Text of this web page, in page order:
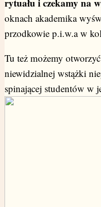
rytuału i czekamy na
oknach akademika
przodkowie p.i.w.a w
Tu też możemy
niewidzialnej wstążki
spinającej studentów w